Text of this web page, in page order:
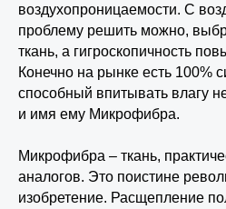
воздухопроницаемости. С
проблему решить можно,
ткань, а гигроскопичность
Конечно на рынке есть 100%
способный впитывать влагу
и имя ему Микрофибра.
Микрофибра – ткань,
аналогов. Это поистине
изобретение. Расщепление